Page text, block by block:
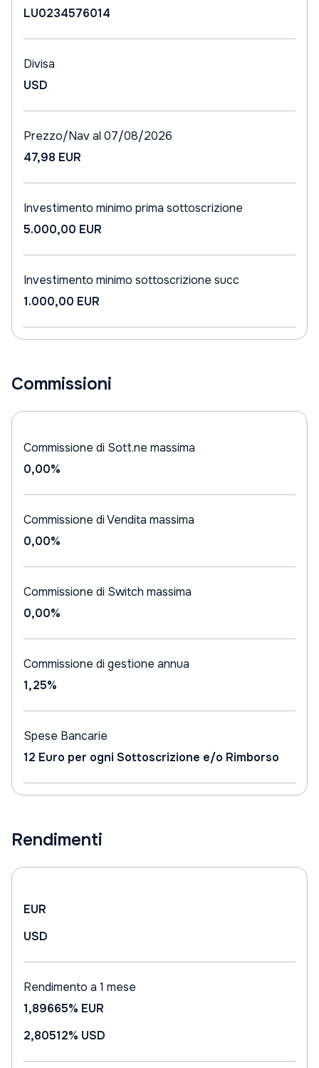
LU0234576014
Divisa
USD
Prezzo/Nav al 07/08/2026
47,98 EUR
Investimento minimo prima sottoscrizione
5.000,00 EUR
Investimento minimo sottoscrizione succ
1.000,00 EUR
Commissioni
Commissione di Sott.ne massima
0,00%
Commissione di Vendita massima
0,00%
Commissione di Switch massima
0,00%
Commissione di gestione annua
1,25%
Spese Bancarie
12 Euro per ogni Sottoscrizione e/o Rimborso
Rendimenti
EUR
USD
Rendimento a 1 mese
1,89665% EUR
2,80512% USD